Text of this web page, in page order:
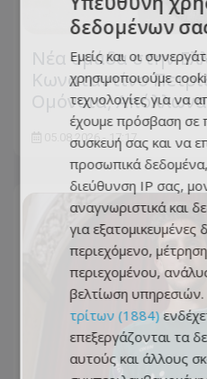
Νέα ομάδα στην
Κωνσταντίνο
Ομόνοια, Απόλλωνα
05.08.2026 - 17:17
δεδομένων
Εμείς και οι
χρησιμοποιούμε
τεχνολογίες για να
έχουμε πρόσβαση σε
συσκευή σας και να
προσωπικά
διεύθυνση IP σας,
αναγνωριστικά και
για εξατομικευμένες
περιεχόμενο,
περιεχομένου,
βελτίωση υπηρεσιών.
τρίτων (1884)
επεξεργάζονται τα
αυτούς και άλλους